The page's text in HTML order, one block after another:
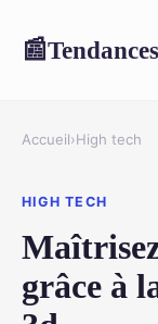
📰
Accueil›High tech
HIGH TECH
grâce à